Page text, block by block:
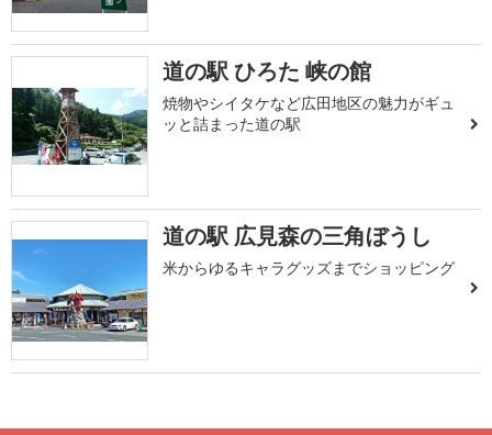
道の駅 ひろた 峡の館
焼物やシイタケなど広田地区の魅力がギュ
ッと詰まった道の駅
道の駅 広見森の三角ぼうし
米からゆるキャラグッズまでショッピング